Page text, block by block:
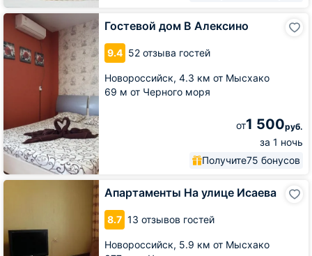
Гостевой дом В Алексино
9.4 52 отзыва гостей
Новороссийск, 4.3 км от Мысхако
69 м от Черного моря
от1 500руб.
за 1 ночь
Получите75 бонусов
Гостевой
дом
В
Алексино
Апартаменты На улице Исаева
8.7 13 отзывов гостей
Новороссийск, 5.9 км от Мысхако
Апартаменты